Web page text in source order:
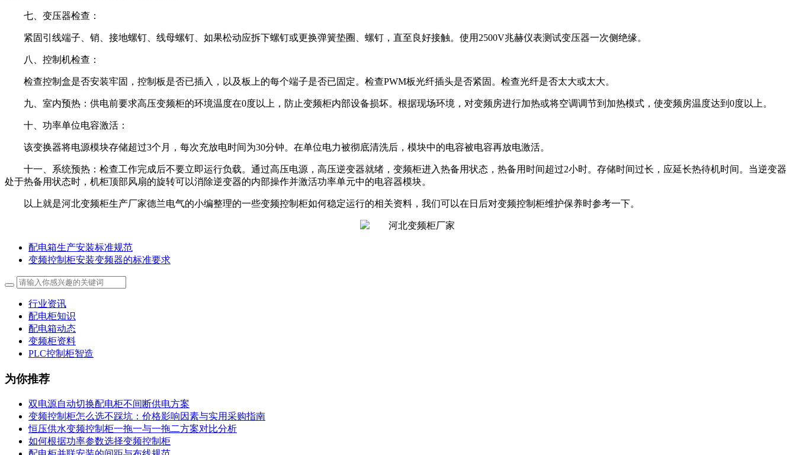
七、变压器检查：
紧固引线端子、销、接地螺钉、线母螺钉、如果松动应拆下螺钉或更换弹簧垫圈、螺钉，直至良好接触。使用2500V兆赫仪表测试变压器一次侧绝缘。
八、控制机检查：
检查控制盒是否安装牢固，控制板是否已插入，以及板上的每个端子是否已固定。检查PWM板光纤插头是否紧固。检查光纤是否太大或太大。
九、室内预热：供电前要求高压变频柜的环境温度在0度以上，防止变频柜内部设备损坏。根据现场环境，对变频房进行加热或将空调调节到加热模式，使变频房温度达到0度以上。
十、功率单位电容激活：
该变换器将电源模块存储超过3个月，每次充放电时间为30分钟。在单位电力被彻底清洗后，模块中的电容被电容再放电激活。
十一、系统预热：检查工作完成后不要立即运行负载。通过高压电源，高压逆变器就绪，变频柜进入热备用状态，热备用时间超过2小时。存储时间过长，应延长热待机时间。当逆变器
处于热备用状态时，机柜顶部风扇的旋转可以消除逆变器的内部操作并激活功率单元中的电容器模块。
以上就是河北变频柜生产厂家德兰电气的小编整理的一些变频控制柜如何稳定运行的相关资料，我们可以在日后对变频控制柜维护保养时参考一下。
配电箱生产安装标准规范
变频控制柜安装变频器的标准要求
行业资讯
配电柜知识
配电箱动态
变频柜资料
PLC控制柜智造
为你推荐
双电源自动切换配电柜不间断供电方案
变频控制柜怎么选不踩坑：价格影响因素与实用采购指南
恒压供水变频控制柜一拖一与一拖二方案对比分析
如何根据功率参数选择变频控制柜